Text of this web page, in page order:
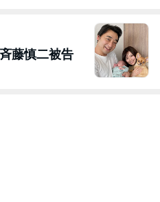
藤慎二被告